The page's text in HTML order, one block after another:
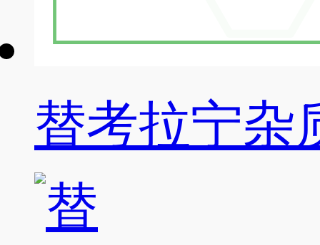
替考拉宁杂